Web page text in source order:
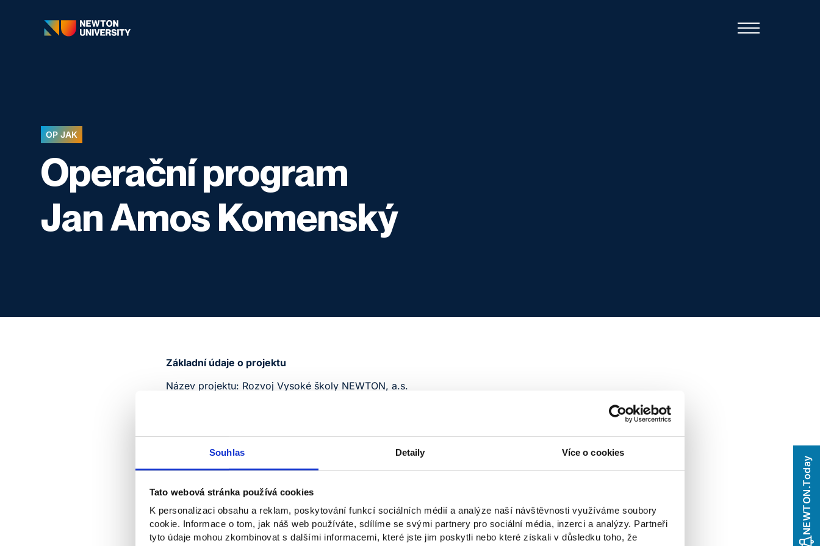
Souhlas Detaily Více o cookies
Tato webová stránka používá cookies
K personalizaci obsahu a reklam, poskytování funkcí sociálních médií a analýze naší návštěvnosti využíváme soubory
cookie. Informace o tom, jak náš web používáte, sdílíme se svými partnery pro sociální média, inzerci a analýzy. Partneři
tyto údaje mohou zkombinovat s dalšími informacemi, které jste jim poskytli nebo které získali v důsledku toho, že
OP JAK
Operační program
Jan Amos Komenský
NEWTON.Today
Základní údaje o projektu
Název projektu: Rozvoj Vysoké školy NEWTON, a.s.
Financování projektu: Tento projekt je spolufinancován Evropskou unií
Doba realizace: 1. 2. 2025 – 31. 7. 2027